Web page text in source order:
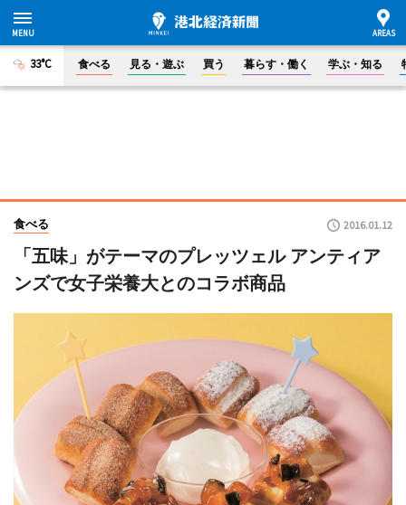
33°C 食べる 見る・遊ぶ 買う 暮らす・働く 学ぶ・知る
食べる 2016.01.12
「五味」がテーマのプレッツェル アンティア
ンズで女子栄養大とのコラボ商品